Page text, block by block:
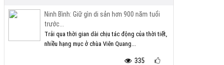
Ninh Bình: Giữ gìn di sản hơn 900 năm tuổi
trước...
Trải qua thời gian dài chịu tác động của thời tiết,
nhiều hạng mục ở chùa Viên Quang...
335